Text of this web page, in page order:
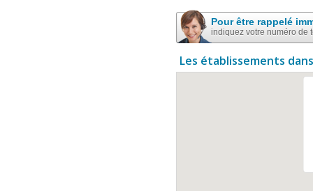
Pour être rappelé
indiquez votre numéro de
Les établissements